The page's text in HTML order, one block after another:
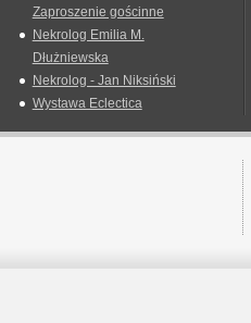
Zaproszenie gościnne
Nekrolog Emilia M.
Dłużniewska
Nekrolog - Jan Niksiński
Wystawa Eclectica